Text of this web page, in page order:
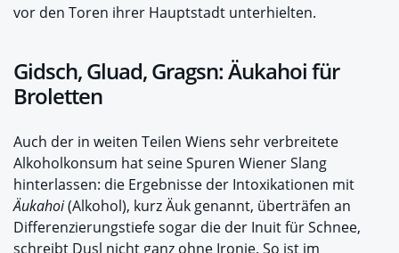
vor den Toren ihrer Hauptstadt unterhielten.
Gidsch, Gluad, Gragsn: Äukahoi für
Broletten
Auch der in weiten Teilen Wiens sehr verbreitete
Alkoholkonsum hat seine Spuren Wiener Slang
hinterlassen: die Ergebnisse der Intoxikationen mit
Äukahoi(Alkohol), kurz Äuk genannt, überträfen an
Differenzierungstiefe sogar die der Inuit für Schnee,
schreibt Dusl nicht ganz ohne Ironie. So ist im